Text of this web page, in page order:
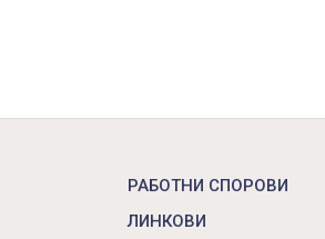
РАБОТНИ СПОРОВИ
ЛИНКОВИ